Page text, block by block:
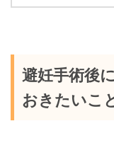
避妊手術後
おきたいこ